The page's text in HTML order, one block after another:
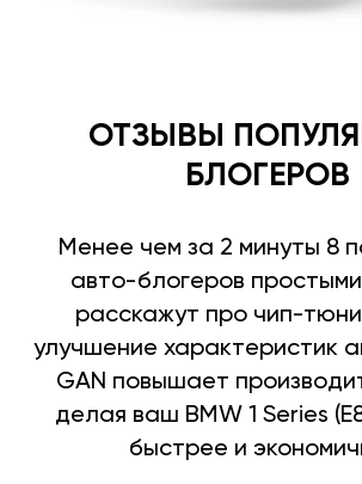
ОТЗЫВЫ
БЛОГЕРОВ
Менее чем за 2 минуты 8
авто-блогеров
расскажут про чип-
улучшение характеристик
GAN повышает
делая ваш BMW 1 Series
быстрее и